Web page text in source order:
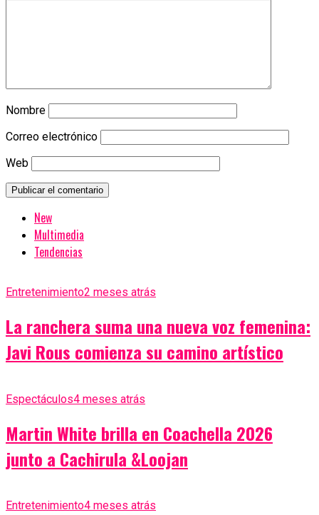
Nombre
Correo electrónico
Web
New
Multimedia
Tendencias
Entretenimiento2 meses atrás
La ranchera suma una nueva voz femenina:
Javi Rous comienza su camino artístico
Espectáculos4 meses atrás
Martin White brilla en Coachella 2026
junto a Cachirula &Loojan
Entretenimiento4 meses atrás